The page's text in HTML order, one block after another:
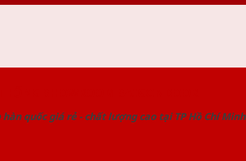
quốc giá rẻ - chất lượng cao tại TP Hồ Chí Minh